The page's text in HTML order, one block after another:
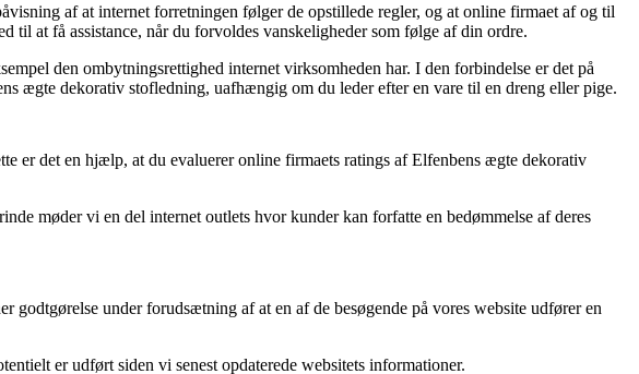
af at internet forretningen følger de opstillede regler, og at online firmaet af og til
til at få assistance, når du forvoldes vanskeligheder som følge af din ordre.
den ombytningsrettighed internet virksomheden har. I den forbindelse er det på
ægte dekorativ stofledning, uafhængig om du leder efter en vare til en dreng eller pige.
er det en hjælp, at du evaluerer online firmaets ratings af Elfenbens ægte dekorativ
møder vi en del internet outlets hvor kunder kan forfatte en bedømmelse af deres
under forudsætning af at en af de besøgende på vores website udfører en
er udført siden vi senest opdaterede websitets informationer.